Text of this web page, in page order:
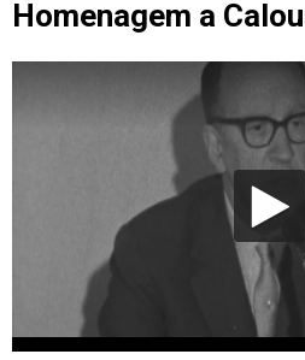
Homenagem a